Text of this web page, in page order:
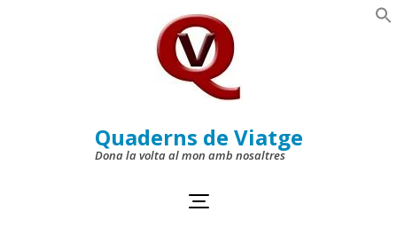
Quaderns de Viatge
Dona la volta al mon amb nosaltres